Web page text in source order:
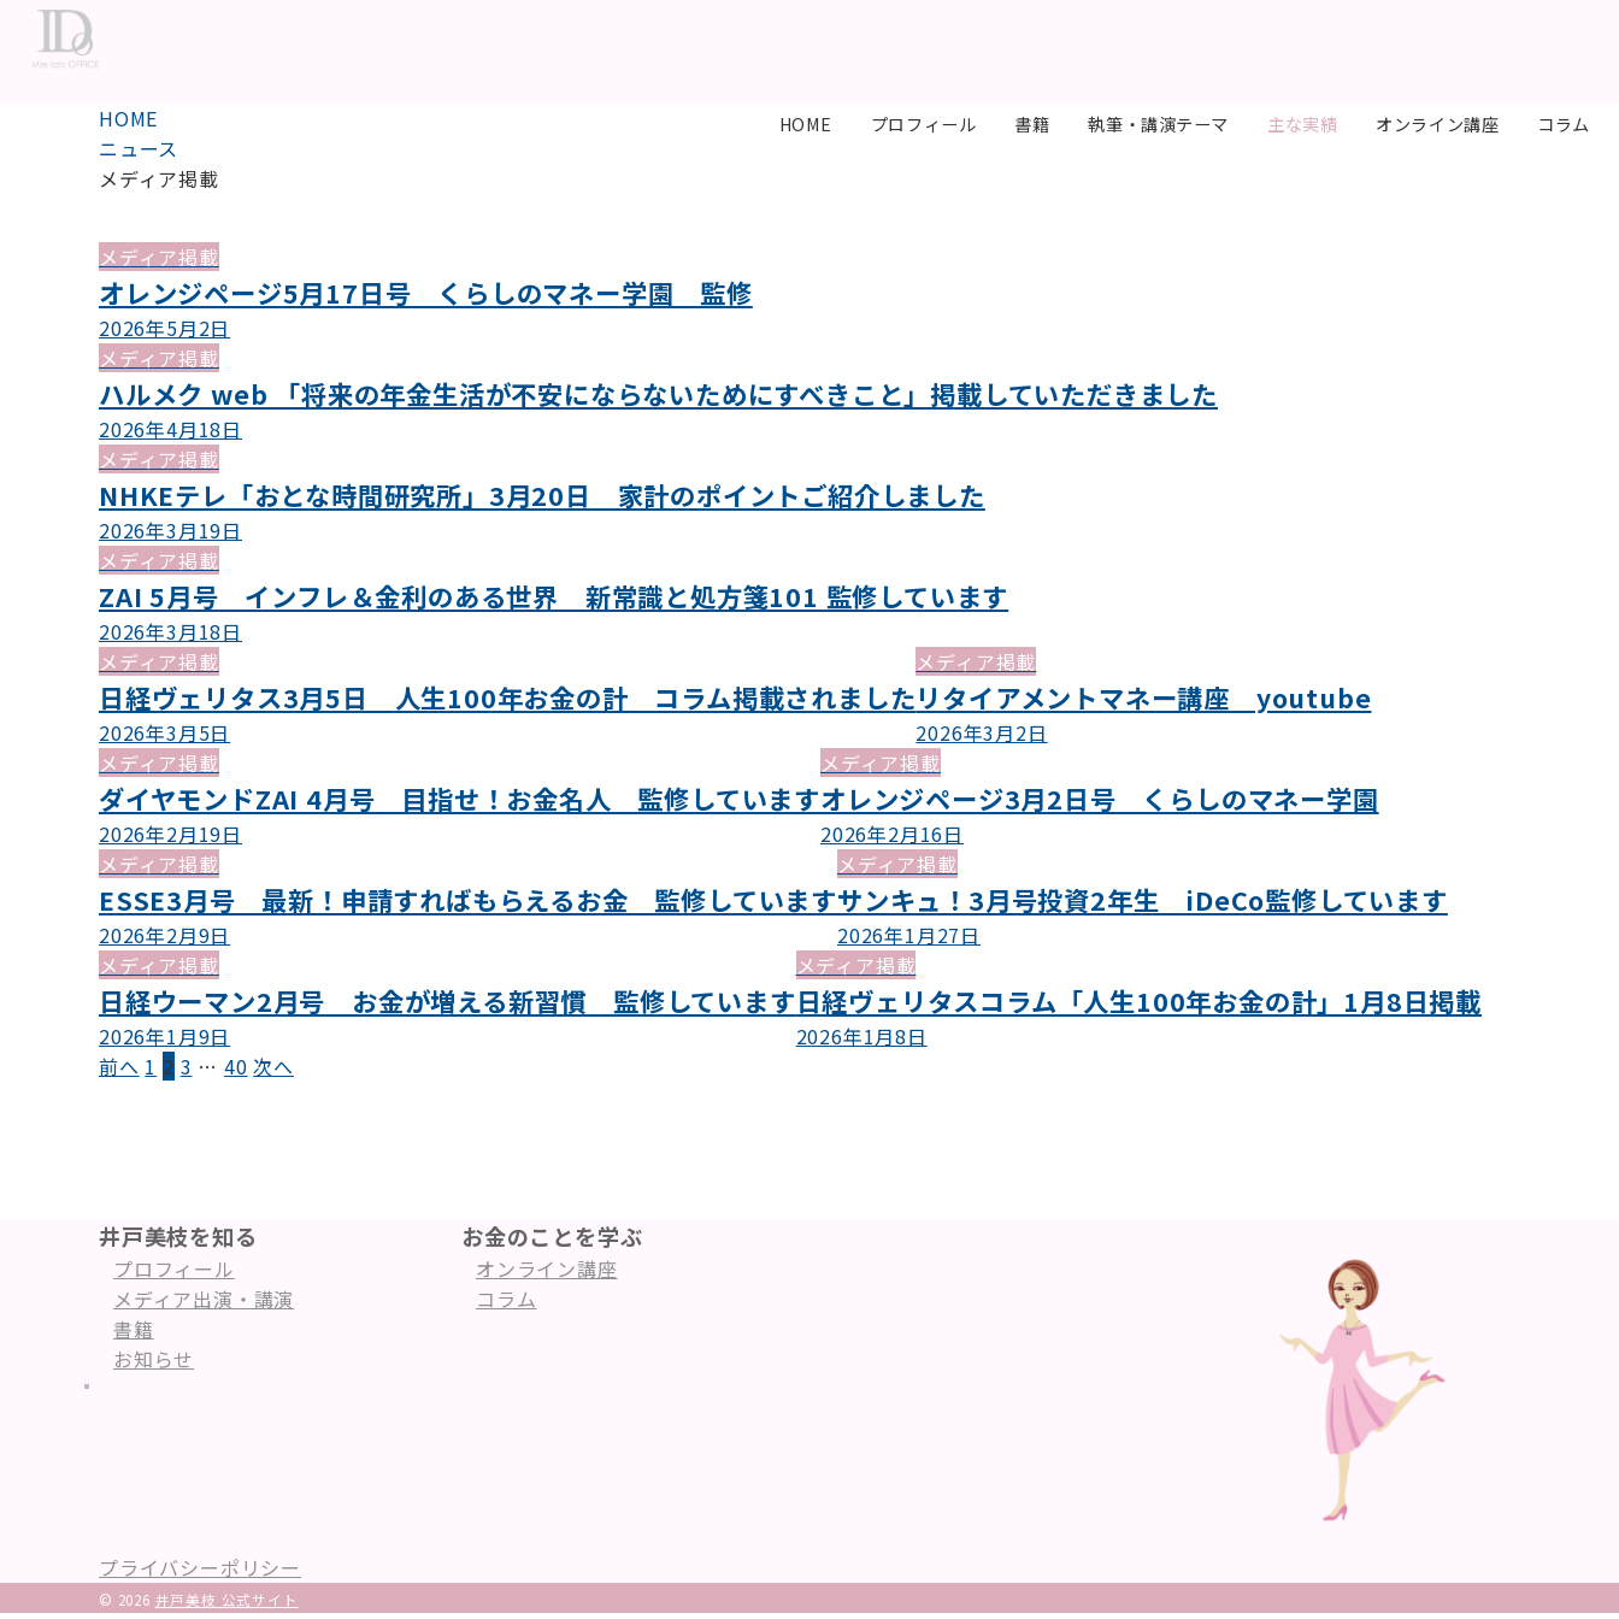
HOME プロフィール 書籍 執筆・講演テーマ 主な実績 オンライン講座 コラム
HOME
ニュース
メディア掲載
メディア掲載
オレンジページ5月17日号 くらしのマネー学園 監修
2026年5月2日
メディア掲載
ハルメク web 「将来の年金生活が不安にならないためにすべきこと」掲載していただきました
2026年4月18日
メディア掲載
NHKEテレ「おとな時間研究所」3月20日 家計のポイントご紹介しました
2026年3月19日
メディア掲載
ZAI 5月号 インフレ＆金利のある世界 新常識と処方箋101 監修しています
2026年3月18日
メディア掲載
日経ヴェリタス3月5日 人生100年お金の計 コラム掲載されました
2026年3月5日
メディア掲載
リタイアメントマネー講座 youtube
2026年3月2日
メディア掲載
ダイヤモンドZAI 4月号 目指せ！お金名人 監修しています
2026年2月19日
メディア掲載
オレンジページ3月2日号 くらしのマネー学園
2026年2月16日
メディア掲載
ESSE3月号 最新！申請すればもらえるお金 監修しています
2026年2月9日
メディア掲載
サンキュ！3月号投資2年生 iDeCo監修しています
2026年1月27日
メディア掲載
日経ウーマン2月号 お金が増える新習慣 監修しています
2026年1月9日
メディア掲載
日経ヴェリタスコラム「人生100年お金の計」1月8日掲載
2026年1月8日
投
ー
ジ
送
り
前へ 1 2 3 … 40 次へ
井戸美枝を知る
プロフィール
メディア出演・講演
書籍
お知らせ
お金のことを学ぶ
オンライン講座
コラム
プライバシーポリシー
© 2026 井戸美枝 公式サイト